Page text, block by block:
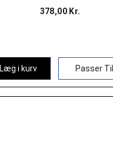
378,00 Kr.
Læg i kurv Passer Til..